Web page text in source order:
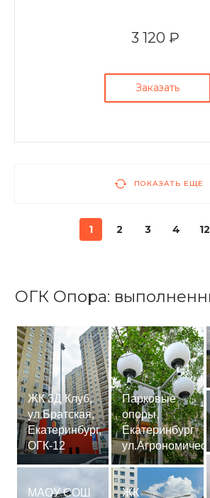
3 120 ₽
Заказать
ПОКАЗАТЬ ЕЩЕ
1 2 3 4 12
ОГК Опора:
ЖК 3Д Клуб,
ул.Братская,
Екатеринбург,
ОГК-12
МАОУ СОШ
Парковые
опоры,
Екатеринбург
ЖК